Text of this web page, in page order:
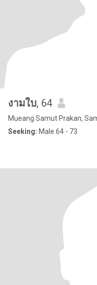
งามใบ, 64
Mueang Samut Prakan,
Seeking: Male 64 - 73